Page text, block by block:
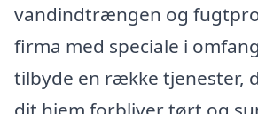
vandindtrængen og
firma med speciale i
tilbyde en række tjenester,